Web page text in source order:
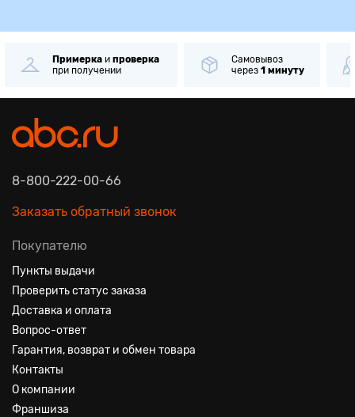
Примерка и проверка
при получении
Самовывоз
через 1 минуту
8-800-222-00-66
Заказать обратный звонок
Покупателю
Пункты выдачи
Проверить статус заказа
Доставка и оплата
Вопрос-ответ
Гарантия, возврат и обмен товара
Контакты
О компании
Франшиза